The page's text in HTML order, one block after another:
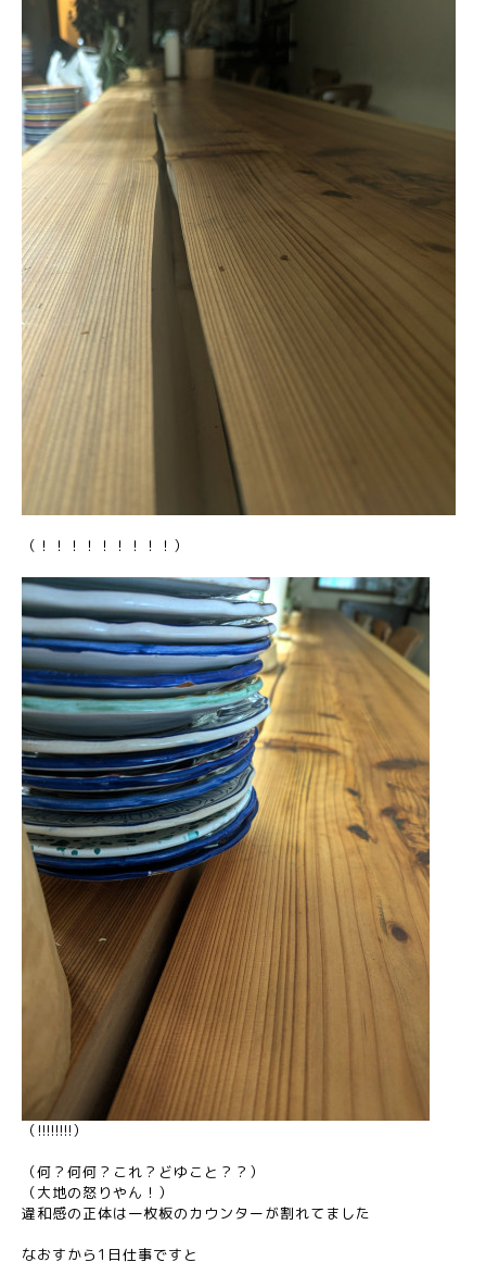
（！！！！！！！！！）
（!!!!!!!!）
（何？何何？これ？どゆこと？？）
（大地の怒りやん！）
違和感の正体は一枚板のカウンターが割れてました
なおすから1日仕事ですと